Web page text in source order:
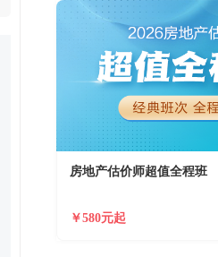
房地产估价师超值全程班
￥580元起